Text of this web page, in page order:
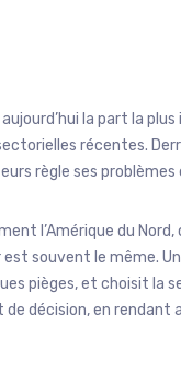
la part la
récentes.
règle ses
l’Amérique du
souvent le même.
pièges, et choisit la
décision, en